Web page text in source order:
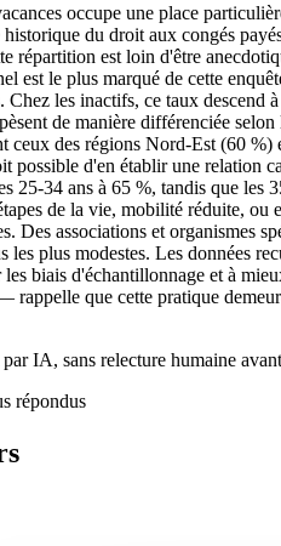
occupe une place
du droit aux congés
répartition est loin d'être
est le plus marqué de cette
Chez les inactifs, ce taux descend
de manière différenciée
ceux des régions Nord-Est (60
possible d'en établir une relation
25-34 ans à 65 %, tandis que les
de la vie, mobilité réduite,
Des associations et organismes
les plus modestes. Les données
biais d'échantillonnage et à
que cette pratique
IA, sans relecture humaine
répondus